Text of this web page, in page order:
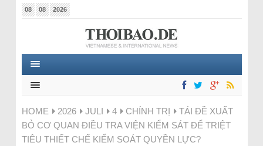
08 08 2026
HOME 2026 JULI 4 CHÍNH TRỊ
TÁI ĐỀ XUẤT
BỎ CƠ QUAN ĐIỀU TRA VIỆN KIỂM SÁT ĐỂ TRIỆT
TIÊU THIẾT CHẾ KIỂM SOÁT QUYỀN LỰC?